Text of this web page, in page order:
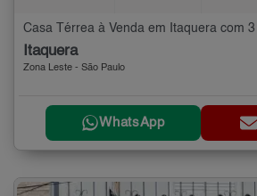
Casa Térrea à Venda em Itaquera com
Itaquera
Zona Leste - São Paulo
WhatsApp